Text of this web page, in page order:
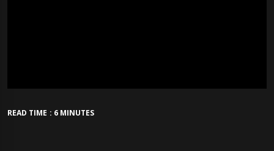
READ TIME : 6 MINUTES